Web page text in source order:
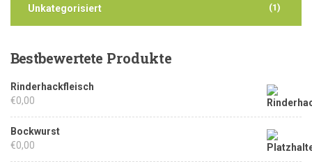
Unkategorisiert (1)
Bestbewertete Produkte
Rinderhackfleisch
€0,00
Bockwurst
€0,00